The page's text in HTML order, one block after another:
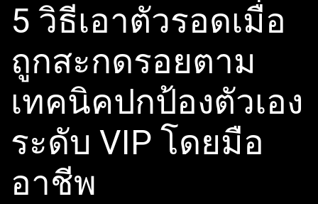
5 วิธีเอาตัวรอดเมื่อ
ถูกสะกดรอยตาม
เทคนิคปกป้องตัวเอง
ระดับ VIP โดยมือ
อาชีพ